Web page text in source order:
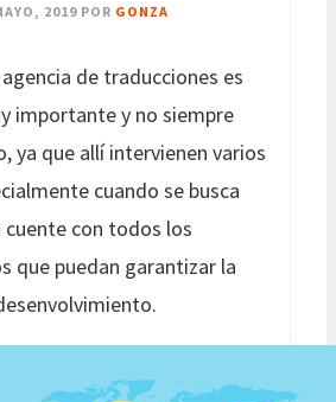
2019 POR GONZA
de traducciones es
importante y no siempre
ya que allí intervienen varios
cuando se busca
cuente con todos los
que puedan garantizar la